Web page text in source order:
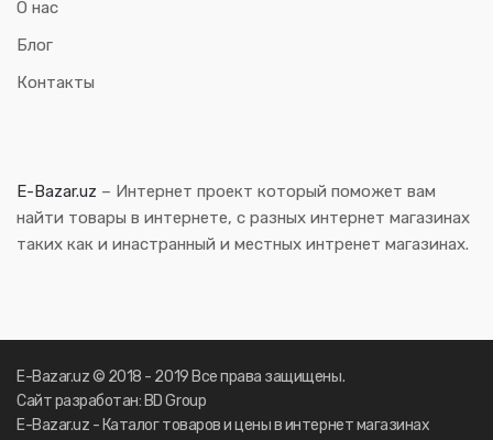
О нас
Блог
Контакты
E-Bazar.uz – Интернет проект который поможет вам
найти товары в интернете, с разных интернет магазинах
таких как и инастранный и местных интренет магазинах.
E-Bazar.uz © 2018 - 2019 Все права защищены.
Сайт разработан: BD Group
E-Bazar.uz - Каталог товаров и цены в интернет магазинах